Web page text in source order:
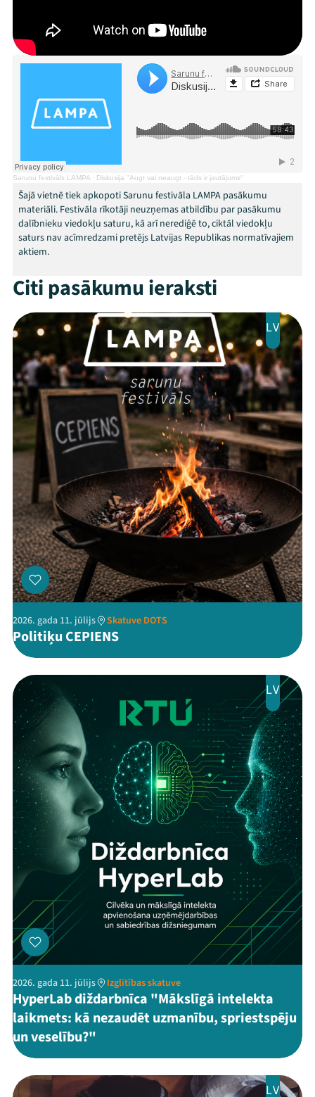
Festivāls
Programma
Arhīvs
Viņi bija LAMPĀ 2026
Ziedo
Veikals
ThreadsFacebookYoutube
X Instagram
Flick TikTok
Sarunu festivāls LAMPA · Diskusija "Augt vai neaugt - tāds ir jautājums"
Šajā vietnē tiek apkopoti Sarunu festivāla LAMPA pasākumu
materiāli. Festivāla rīkotāji neuzņemas atbildību par pasākumu
dalībnieku viedokļu saturu, kā arī nerediģē to, ciktāl viedokļu
saturs nav acīmredzami pretējs Latvijas Republikas normatīvajiem
aktiem.
Citi pasākumu ieraksti
LV
2026. gada 11. jūlijs Skatuve DOTS
Politiķu CEPIENS
LV
2026. gada 11. jūlijs Izglītības skatuve
HyperLab diždarbnīca "Mākslīgā intelekta
laikmets: kā nezaudēt uzmanību, spriestspēju
un veselību?"
LV